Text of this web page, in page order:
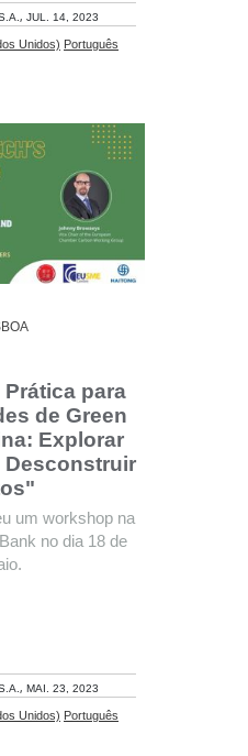
, JUL. 14, 2023
Unidos) Português
para
de Green
Explorar
Desconstruir
um workshop na
no dia 18 de
, MAI. 23, 2023
Unidos) Português